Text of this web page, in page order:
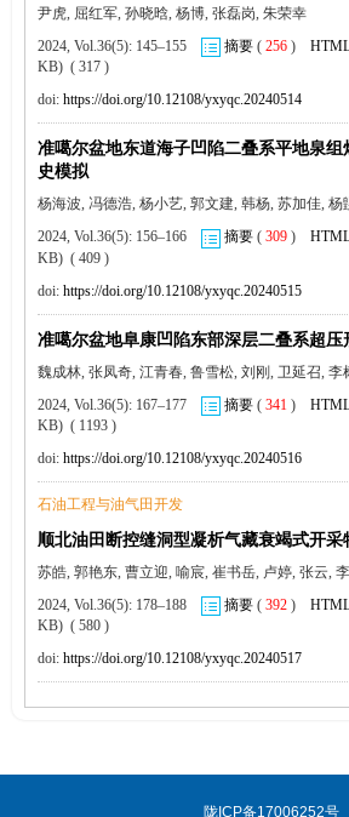
尹虎, 屈红军, 孙晓晗, 杨博, 张磊岗, 朱荣幸
2024, Vol.36(5): 145–155
摘要 ( 256 )
KB) ( 317 )
doi: https://doi.org/10.12108/yxyqc.20240514
准噶尔盆地东道海子凹陷二叠系平地泉
史模拟
杨海波, 冯德浩, 杨小艺, 郭文建, 韩杨, 苏加佳, 杨
2024, Vol.36(5): 156–166
摘要 ( 309 )
KB) ( 409 )
doi: https://doi.org/10.12108/yxyqc.20240515
准噶尔盆地阜康凹陷东部深层二叠系超
魏成林, 张凤奇, 江青春, 鲁雪松, 刘刚, 卫延召, 李
2024, Vol.36(5): 167–177
摘要 ( 341 )
KB) ( 1193 )
doi: https://doi.org/10.12108/yxyqc.20240516
石油工程与油气田开发
顺北油田断控缝洞型凝析气藏衰竭式开
苏皓, 郭艳东, 曹立迎, 喻宸, 崔书岳, 卢婷, 张云,
2024, Vol.36(5): 178–188
摘要 ( 392 )
KB) ( 580 )
doi: https://doi.org/10.12108/yxyqc.20240517
陇ICP备17006252号